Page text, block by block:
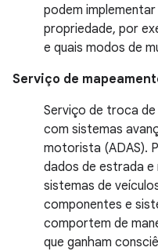
podem
propriedade, por
e quais modos de
Serviço de
Serviço de troca
com sistemas
motorista (ADAS).
dados de estrada
sistemas de
componentes e
comportem de
que ganham